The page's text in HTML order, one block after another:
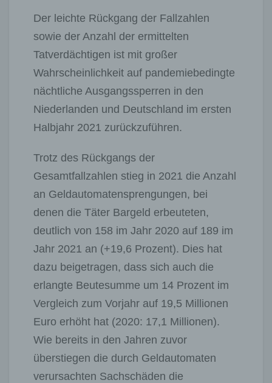
Der leichte Rückgang der Fallzahlen
sowie der Anzahl der ermittelten
Tatverdächtigen ist mit großer
Wahrscheinlichkeit auf pandemiebedingte
nächtliche Ausgangssperren in den
Niederlanden und Deutschland im ersten
Halbjahr 2021 zurückzuführen.
Trotz des Rückgangs der
Gesamtfallzahlen stieg in 2021 die Anzahl
an Geldautomatensprengungen, bei
denen die Täter Bargeld erbeuteten,
deutlich von 158 im Jahr 2020 auf 189 im
Jahr 2021 an (+19,6 Prozent). Dies hat
dazu beigetragen, dass sich auch die
erlangte Beutesumme um 14 Prozent im
Vergleich zum Vorjahr auf 19,5 Millionen
Euro erhöht hat (2020: 17,1 Millionen).
Wie bereits in den Jahren zuvor
überstiegen die durch Geldautomaten
verursachten Sachschäden die